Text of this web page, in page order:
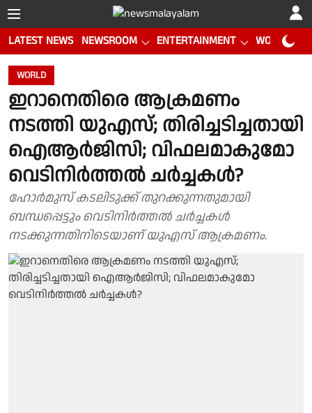
LATEST NEWS NEWSROOM ENTERTAINMENT WORLD CUP
WORLD
ഇറാനെതിരെ ആക്രമണം
നടത്തി യുഎസ്; തിരിച്ചടിച്ചതായി
ഐആര്‍ജിസി; വിഫലമാകുമോ
വെടിനിര്‍ത്തല്‍ ചര്‍ച്ചകള്‍?
ഹോര്‍മുസ് കടലിടുക്ക് തുറക്കുന്നതുമായി
ബന്ധപ്പെട്ടും വെടിനിര്‍ത്തല്‍ ചര്‍ച്ചകള്‍
നടക്കുന്നതിനിടെയാണ് യുഎസ് ആക്രമണം.